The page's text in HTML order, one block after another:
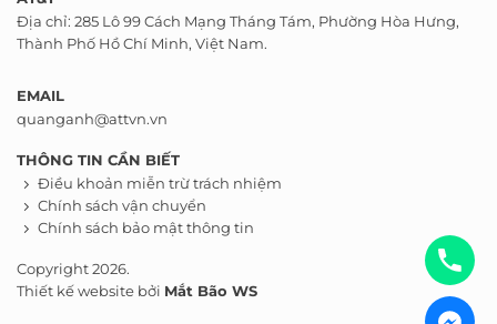
Địa chỉ: 285 Lô 99 Cách Mạng Tháng Tám, Phường Hòa Hưng,
Thành Phố Hồ Chí Minh, Việt Nam.
EMAIL
quanganh@attvn.vn
THÔNG TIN CẦN BIẾT
Điều khoản miễn trừ trách nhiệm
Chính sách vận chuyển
Chính sách bảo mật thông tin
Copyright 2026.
Thiết kế website bởi Mắt Bão WS